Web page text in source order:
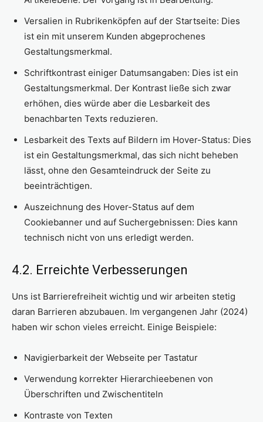
Versalien in Rubrikenköpfen auf der Startseite: Dies
ist ein mit unserem Kunden abgeprochenes
Gestaltungsmerkmal.
Schriftkontrast einiger Datumsangaben: Dies ist ein
Gestaltungsmerkmal. Der Kontrast ließe sich zwar
erhöhen, dies würde aber die Lesbarkeit des
benachbarten Texts reduzieren.
Lesbarkeit des Texts auf Bildern im Hover-Status: Dies
ist ein Gestaltungsmerkmal, das sich nicht beheben
lässt, ohne den Gesamteindruck der Seite zu
beeinträchtigen.
Auszeichnung des Hover-Status auf dem
Cookiebanner und auf Suchergebnissen: Dies kann
technisch nicht von uns erledigt werden.
4.2. Erreichte Verbesserungen
Uns ist Barrierefreiheit wichtig und wir arbeiten stetig
daran Barrieren abzubauen. Im vergangenen Jahr (2024)
haben wir schon vieles erreicht. Einige Beispiele:
Navigierbarkeit der Webseite per Tastatur
Verwendung korrekter Hierarchieebenen von
Überschriften und Zwischentiteln
Kontraste von Texten